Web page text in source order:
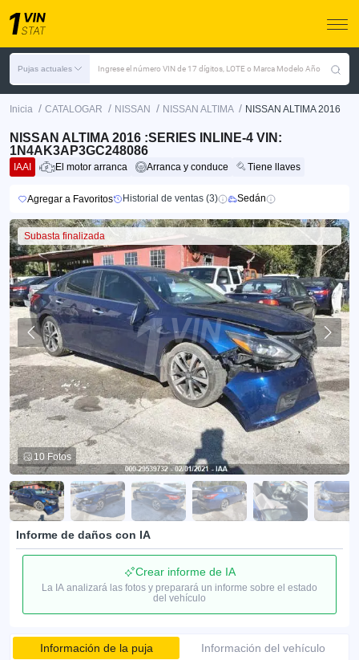
Pujas actuales Ingrese el número VIN de 17 dígitos, LOTE o Marca Modelo Año
Inicia / CATALOGAR / NISSAN / NISSAN ALTIMA / NISSAN ALTIMA 2016
NISSAN ALTIMA 2016 :SERIES INLINE-4 VIN:
1N4AK3AP3GC248086
IAAI El motor arranca Arranca y conduce Tiene llaves
Agregar a Favoritos Historial de ventas (3) Sedán
Subasta finalizada
10 Fotos
Informe de daños con IA
Crear informe de IA
La IA analizará las fotos y preparará un informe sobre el estado
del vehículo
Información de la puja Información del vehículo